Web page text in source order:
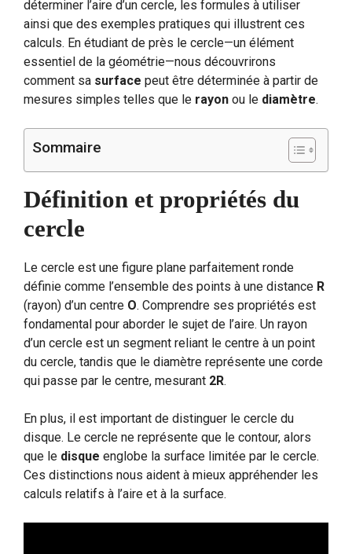
déterminer l’aire d’un cercle, les formules à utiliser
ainsi que des exemples pratiques qui illustrent ces
calculs. En étudiant de près le cercle—un élément
essentiel de la géométrie—nous découvrirons
comment sa surface peut être déterminée à partir de
mesures simples telles que le rayon ou le diamètre.
Sommaire
Définition et propriétés du
cercle
Le cercle est une figure plane parfaitement ronde
définie comme l’ensemble des points à une distance R
(rayon) d’un centre O. Comprendre ses propriétés est
fondamental pour aborder le sujet de l’aire. Un rayon
d’un cercle est un segment reliant le centre à un point
du cercle, tandis que le diamètre représente une corde
qui passe par le centre, mesurant 2R.
En plus, il est important de distinguer le cercle du
disque. Le cercle ne représente que le contour, alors
que le disque englobe la surface limitée par le cercle.
Ces distinctions nous aident à mieux appréhender les
calculs relatifs à l’aire et à la surface.